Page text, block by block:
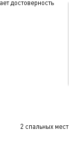
2 спальных мест
обновлено 05.08.2026